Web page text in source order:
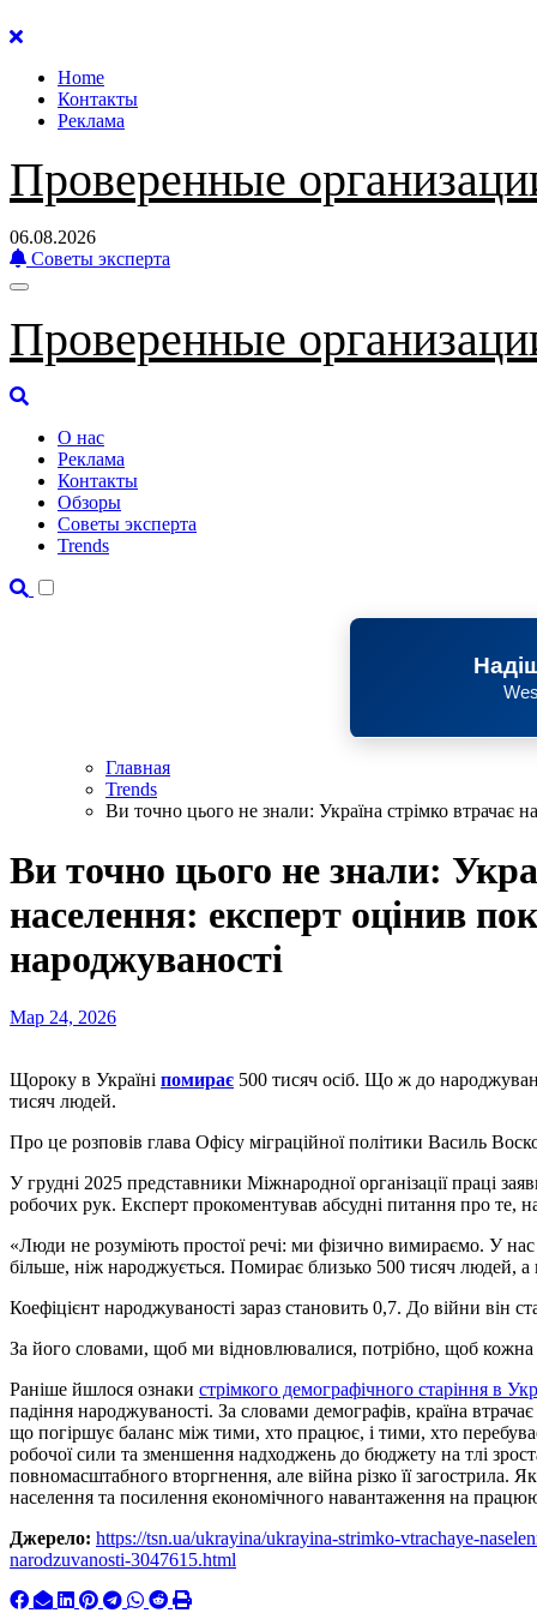
Перейти
содержанию
Home
Контакты
Реклама
Проверенные
06.08.2026
Советы эксперта
Проверенные
О нас
Реклама
Контакты
Обзоры
Советы эксперта
Trends
Главная
Trends
Ви точно цього не знали: Україна стрімко втрачає
Ви точно цього не знали:
населення: експерт оцінив
народжуваності
Мар 24, 2026
Щороку в Україні помирає 500 тисяч осіб. Що ж до
тисяч людей.
Про це розповів глава Офісу міграційної політики Василь
У грудні 2025 представники Міжнародної організації праці
робочих рук. Експерт прокоментував абсудні питання про те,
«Люди не розуміють простої речі: ми фізично вимираємо. У
більше, ніж народжується. Помирає близько 500 тисяч людей,
Коефіцієнт народжуваності зараз становить 0,7. До війни він
За його словами, щоб ми відновлювалися, потрібно, щоб
Раніше йшлося ознаки стрімкого демографічного старіння в
падіння народжуваності. За словами демографів, країна
що погіршує баланс між тими, хто працює, і тими, хто
робочої сили та зменшення надходжень до бюджету на тлі
повномасштабного вторгнення, але війна різко її
населення та посилення економічного навантаження на
Джерело: https://tsn.ua/ukrayina/ukrayina-strimko-vtrachaye-
narodzuvanosti-3047615.html